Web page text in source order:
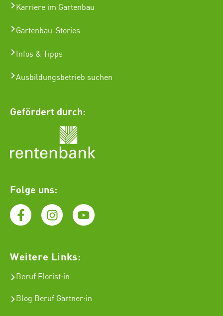
Karriere im Gartenbau
Gartenbau-Stories
Infos & Tipps
Ausbildungsbetrieb suchen
Gefördert durch:
Folge uns:
Weitere Links:
Beruf Florist:in
Blog Beruf Gärtner:in